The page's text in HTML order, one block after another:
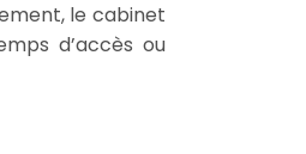
le cabinet
d’accès ou